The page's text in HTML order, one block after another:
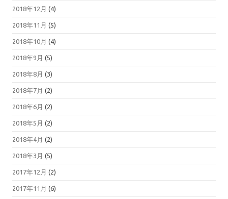
2018年12月 (4)
2018年11月 (5)
2018年10月 (4)
2018年9月 (5)
2018年8月 (3)
2018年7月 (2)
2018年6月 (2)
2018年5月 (2)
2018年4月 (2)
2018年3月 (5)
2017年12月 (2)
2017年11月 (6)